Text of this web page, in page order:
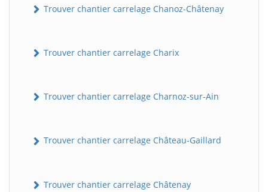
Trouver chantier carrelage Chanoz-Châtenay
Trouver chantier carrelage Charix
Trouver chantier carrelage Charnoz-sur-Ain
Trouver chantier carrelage Château-Gaillard
Trouver chantier carrelage Châtenay